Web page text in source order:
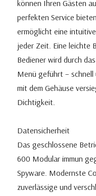
können Ihren Gästen
perfekten Service
ermöglicht eine
jeder Zeit. Eine leichte
Bediener wird durch
Menü geführt –
mit dem Gehäuse
Dichtigkeit.
Datensicherheit
Das geschlossene
600 Modular immun
Spyware. Modernste
zuverlässige und